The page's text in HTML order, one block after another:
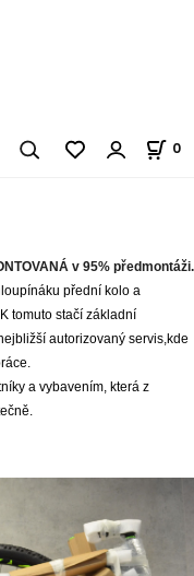
0
v 95% předmontáži.
přední kolo a
tomuto stačí základní
autorizovaný servis,kde
a vybavením, která z